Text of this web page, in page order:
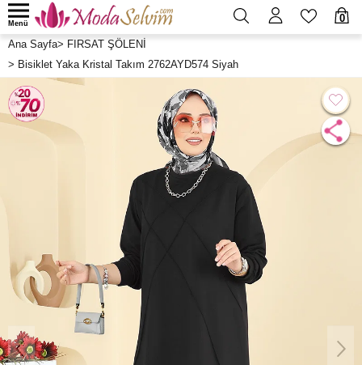
0
Menü
Ana Sayfa> FIRSAT ŞÖLENİ
> Bisiklet Yaka Kristal Takım 2762AYD574 Siyah